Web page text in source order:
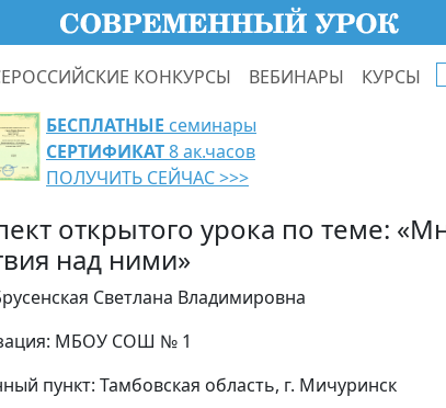
КОНКУРСЫ ВЕБИНАРЫ КУРСЫ
БЕСПЛАТНЫЕ семинары
СЕРТИФИКАТ8 ак.часов
ПОЛУЧИТЬ СЕЙЧАС >>>
открытого урока по теме:
над ними»
Светлана Владимировна
МБОУ СОШ № 1
пункт: Тамбовская область, г. Мичуринск